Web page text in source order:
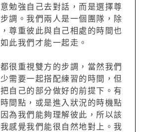
勉強自己去對話，而是選擇尊
調。我們兩人是一個團隊，除
尊重彼此與自己相處的時間也
此我們才能一起走。
很重視雙方的步調，當然我們
需要一起搭配練習的時間，但
自己的部分做好的前提下。有
間點，或是進入狀況的時機點
為我們能夠理解彼此，所以該
感覺我們能很自然地對上。我